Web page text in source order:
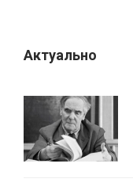
Актуально